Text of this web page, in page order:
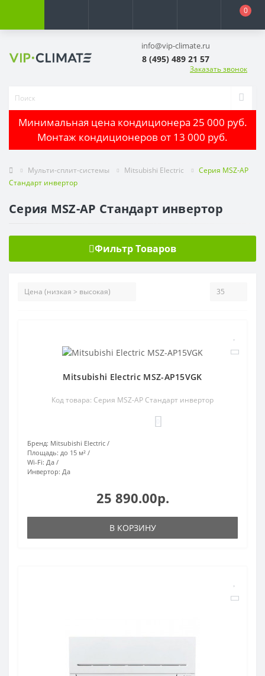
0
info@vip-climate.ru
8 (495) 489 21 57
Заказать звонок
Минимальная цена кондиционера 25 000 руб.
Монтаж кондиционеров от 13 000 руб.
Мульти-сплит-системы Mitsubishi Electric
Серия MSZ-AP
Стандарт инвертор
Серия MSZ-AP Стандарт инвертор
Фильтр Товаров
Mitsubishi Electric MSZ-AP15VGK
Код товара: Серия MSZ-AP Стандарт инвертор
Бренд: Mitsubishi Electric
Площадь: до 15 м²
Wi-Fi: Да
Инвертор: Да
25 890.00р.
В КОРЗИНУ